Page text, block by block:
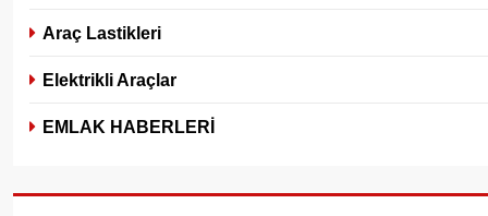
Araç Lastikleri
Elektrikli Araçlar
EMLAK HABERLERİ